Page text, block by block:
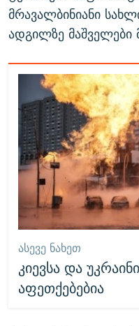
მრავალბინიანი
ადგილზე მაშველები
ᲐᲡᲔᲕᲔ ᲜᲐᲮᲔᲗ
კიევსა და
აფეთქებებია